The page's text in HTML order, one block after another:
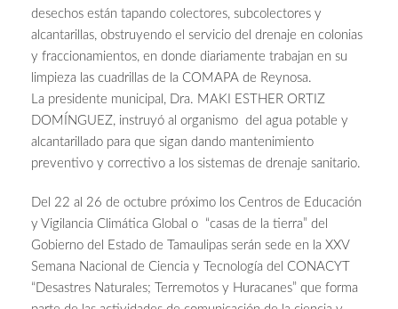
desechos están tapando colectores, subcolectores y
alcantarillas, obstruyendo el servicio del drenaje en colonias
y fraccionamientos, en donde diariamente trabajan en su
limpieza las cuadrillas de la COMAPA de Reynosa.
La presidente municipal, Dra. MAKI ESTHER ORTIZ
DOMÍNGUEZ, instruyó al organismo del agua potable y
alcantarillado para que sigan dando mantenimiento
preventivo y correctivo a los sistemas de drenaje sanitario.
Del 22 al 26 de octubre próximo los Centros de Educación
y Vigilancia Climática Global o “casas de la tierra” del
Gobierno del Estado de Tamaulipas serán sede en la XXV
Semana Nacional de Ciencia y Tecnología del CONACYT
“Desastres Naturales; Terremotos y Huracanes” que forma